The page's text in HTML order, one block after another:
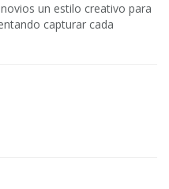
un estilo creativo para
capturar cada